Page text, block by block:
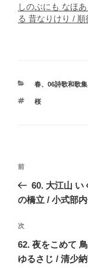
しのぶにも なほ
る 昔なりけり / 順
カ
ゴ
春、 06詩歌和歌集
タ
桜
投
ナ
ゲ
ー
シ
前
の
投
前
60. 大江山 い
の橋立 / 小式部
次
の
投
次
62. 夜をこめて
ゆるさじ / 清少